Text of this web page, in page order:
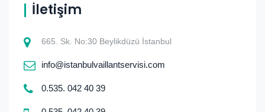
İletişim
665. Sk. No:30 Beylikdüzü İstanbul
info@istanbulvaillantservisi.com
0.535. 042 40 39